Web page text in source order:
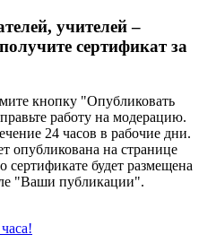
учителей –
сертификат за
кнопку "Опубликовать
работу на модерацию.
24 часов в рабочие дни.
опубликована на странице
будет размещена
"Ваши публикации".